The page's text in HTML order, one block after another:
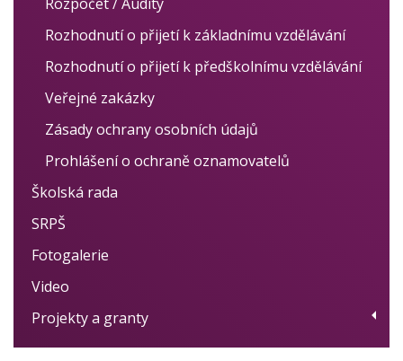
Rozhodnutí o přijetí k základnímu vzdělávání
Rozhodnutí o přijetí k předškolnímu vzdělávání
Veřejné zakázky
Zásady ochrany osobních údajů
Prohlášení o ochraně oznamovatelů
Školská rada
SRPŠ
Fotogalerie
Video
Projekty a granty
Dotační program Digitalizace